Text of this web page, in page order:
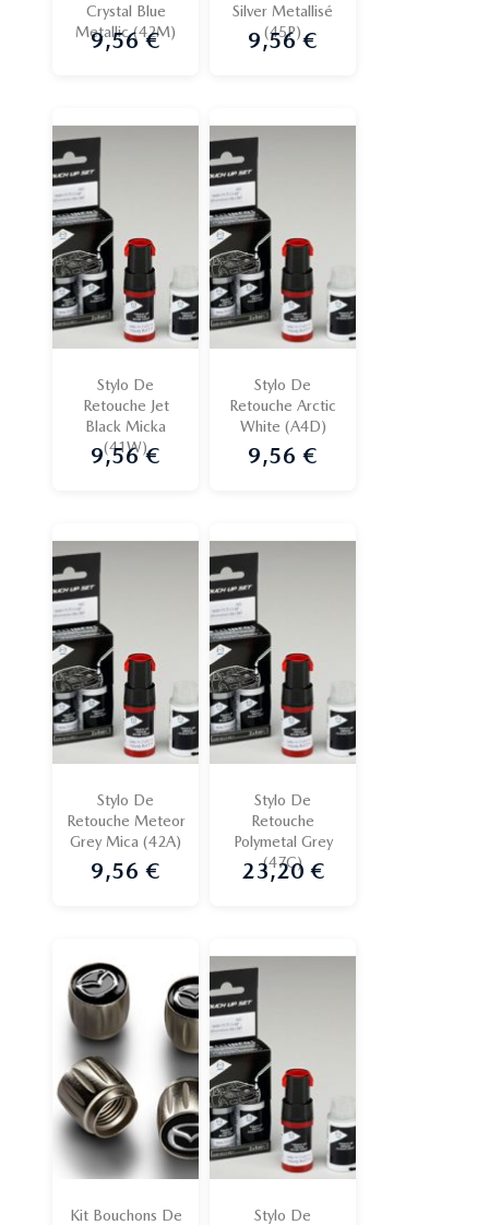
Crystal Blue
Metallic (42M)
Prix
9,56 €
Silver Metallisé
(45P)
Prix
9,56 €
Stylo De
Retouche Jet
Black Micka
(41W)
Prix
9,56 €
Stylo De
Retouche Arctic
White (A4D)
Prix
9,56 €
Stylo De
Retouche Meteor
Grey Mica (42A)
Prix
9,56 €
Stylo De
Retouche
Polymetal Grey
(47C)
Prix
23,20 €
Kit Bouchons De
Stylo De